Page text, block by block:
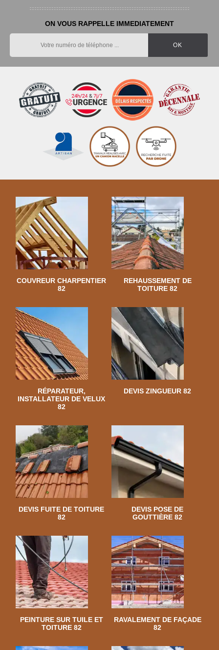
ON VOUS RAPPELLE IMMEDIATEMENT
COUVREUR CHARPENTIER
82
REHAUSSEMENT DE
TOITURE 82
RÉPARATEUR,
INSTALLATEUR DE VELUX
82
DEVIS ZINGUEUR 82
DEVIS FUITE DE TOITURE
82
DEVIS POSE DE
GOUTTIÈRE 82
PEINTURE SUR TUILE ET
TOITURE 82
RAVALEMENT DE FAÇADE
82